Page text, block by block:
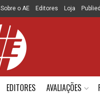
Sobre o AE Editores Loja
EDITORES AVALIAÇÕES